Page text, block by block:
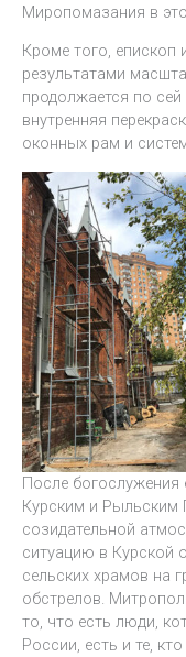
Миропомазания в
Кроме того,
результатами
продолжается по
внутренняя
оконных рам и
После богослужения
Курским и Рыльским
созидательной
ситуацию в Курской
сельских храмов на
обстрелов.
то, что есть люди,
России, есть и те,